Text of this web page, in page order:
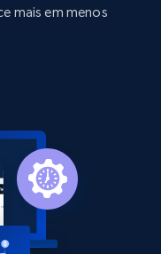
number,
agora
mais em menos